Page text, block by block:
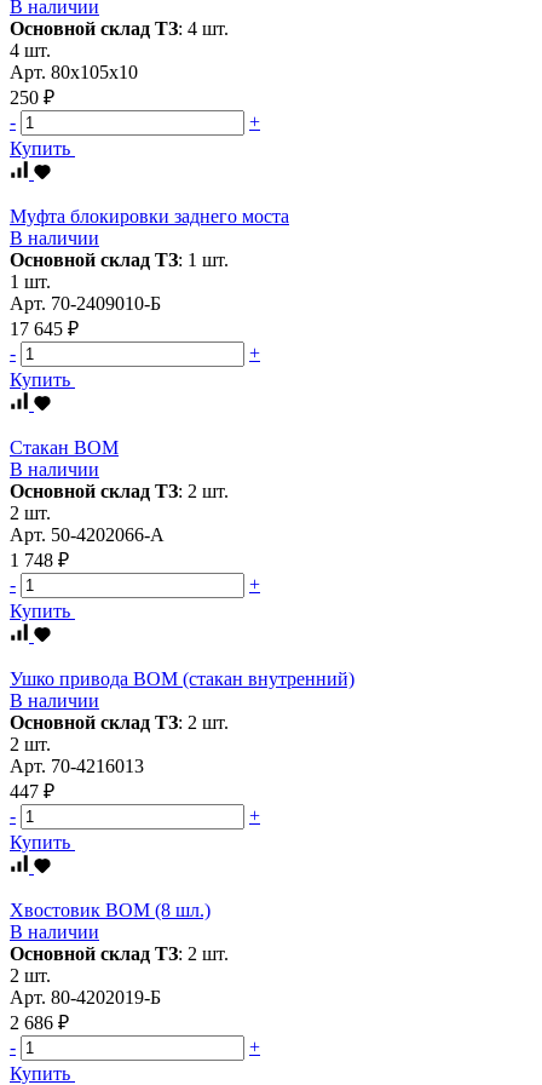
В наличии
Основной склад ТЗ: 4 шт.
4 шт.
Арт. 80х105х10
250 ₽
-
+
Купить
Муфта блокировки заднего моста
В наличии
Основной склад ТЗ: 1 шт.
1 шт.
Арт. 70-2409010-Б
17 645 ₽
-
+
Купить
Стакан ВОМ
В наличии
Основной склад ТЗ: 2 шт.
2 шт.
Арт. 50-4202066-А
1 748 ₽
-
+
Купить
Ушко привода ВОМ (стакан внутренний)
В наличии
Основной склад ТЗ: 2 шт.
2 шт.
Арт. 70-4216013
447 ₽
-
+
Купить
Хвостовик ВОМ (8 шл.)
В наличии
Основной склад ТЗ: 2 шт.
2 шт.
Арт. 80-4202019-Б
2 686 ₽
-
+
Купить